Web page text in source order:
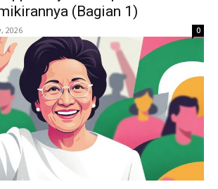
(Bagian 1)
2026 0